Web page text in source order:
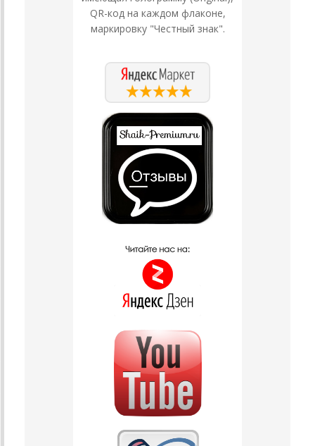
QR-код на каждом флаконе,
маркировку "Честный знак".